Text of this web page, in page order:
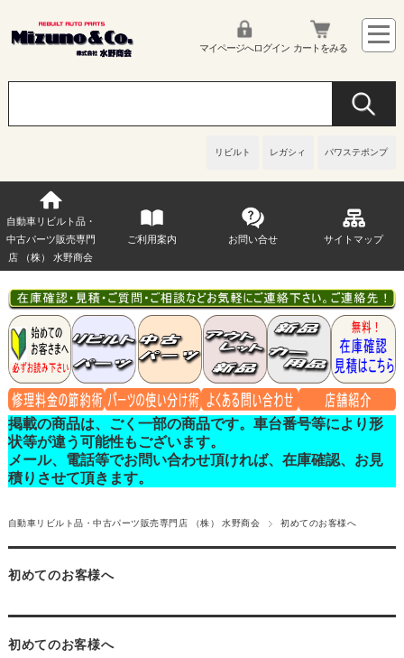
リビルト レガシィ パワステポンプ
マイページへログイン カートをみる
自動車リビルト品・
中古パーツ販売専門
店 （株） 水野商会
ご利用案内 お問い合せ サイトマップ
掲載の商品は、ごく一部の商品です。車台番号等により形
状等が違う可能性もございます。
メール、電話等でお問い合わせ頂ければ、在庫確認、お見
積りさせて頂きます。
自動車リビルト品・中古パーツ販売専門店 （株） 水野商会 初めてのお客様へ
初めてのお客様へ
初めてのお客様へ